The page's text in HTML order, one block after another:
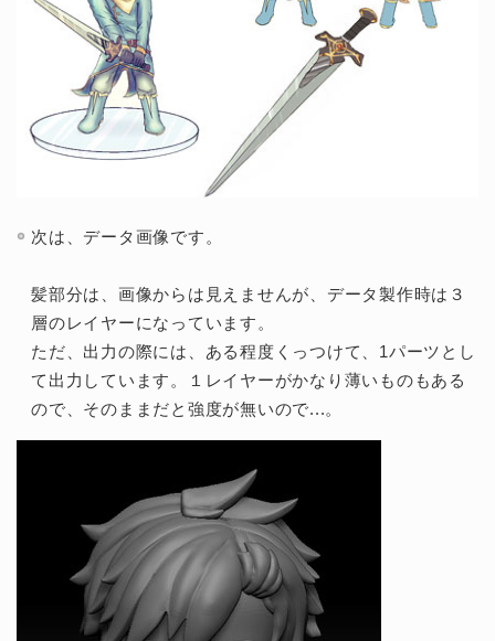
次は、データ画像です。
髪部分は、画像からは見えませんが、データ製作時は３
層のレイヤーになっています。
ただ、出力の際には、ある程度くっつけて、1パーツとし
て出力しています。１レイヤーがかなり薄いものもある
ので、そのままだと強度が無いので...。